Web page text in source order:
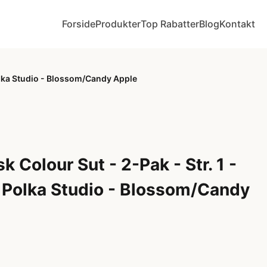
ForsideProdukterTop RabatterBlogKontakt
Studio - Blossom/Candy Apple
Colour Sut - 2-Pak - Str. 1 -
Studio - Blossom/Candy